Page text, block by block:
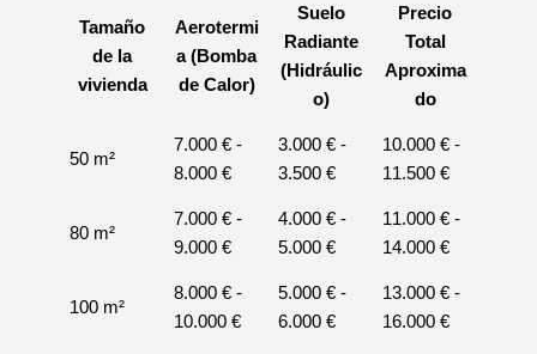
Tamaño
de la
vivienda
Aerotermi
a (Bomba
de Calor)
Suelo
Radiante
(Hidráulic
o)
Precio
Total
Aproxima
do
50 m²
7.000 € -
8.000 €
3.000 € -
3.500 €
10.000 € -
11.500 €
80 m²
7.000 € -
9.000 €
4.000 € -
5.000 €
11.000 € -
14.000 €
100 m²
8.000 € -
10.000 €
5.000 € -
6.000 €
13.000 € -
16.000 €